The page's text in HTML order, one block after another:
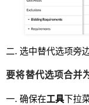
选中替代选项旁
要将替代选项合并
确保在工具下拉